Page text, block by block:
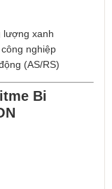
lượng xanh
nghiệp
(AS/RS)
Bi